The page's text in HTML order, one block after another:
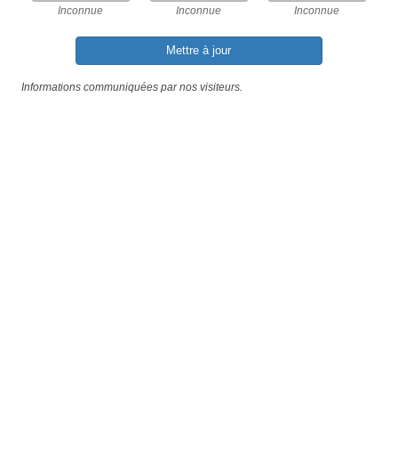
Inconnue Inconnue Inconnue
Mettre à jour
Informations communiquées par nos visiteurs.